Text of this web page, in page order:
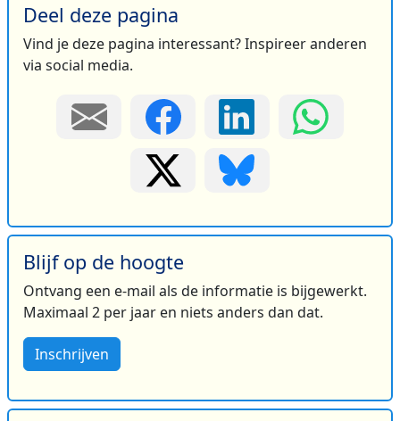
Deel deze pagina
Vind je deze pagina interessant? Inspireer anderen
via social media.
Blijf op de hoogte
Ontvang een e-mail als de informatie is bijgewerkt.
Maximaal 2 per jaar en niets anders dan dat.
Inschrijven